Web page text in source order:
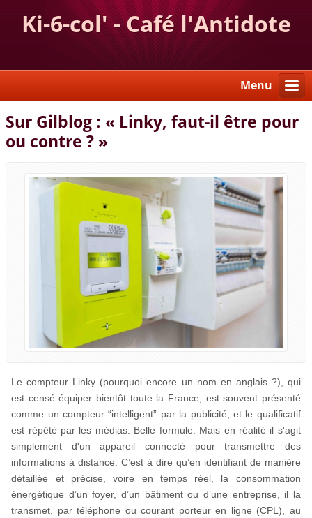
Ki-6-col' - Café l'Antidote
Menu
Sur Gilblog : « Linky, faut-il être pour
ou contre ? »
Le compteur Linky (pourquoi encore un nom en anglais ?), qui
est censé équiper bientôt toute la France, est souvent présenté
comme un compteur “intelligent” par la publicité, et le qualificatif
est répété par les médias. Belle formule. Mais en réalité il s'agit
simplement d'un appareil connecté pour transmettre des
informations à distance. C’est à dire qu’en identifiant de manière
détaillée et précise, voire en temps réel, la consommation
énergétique d’un foyer, d’un bâtiment ou d’une entreprise, il la
transmet, par téléphone ou courant porteur en ligne (CPL), au